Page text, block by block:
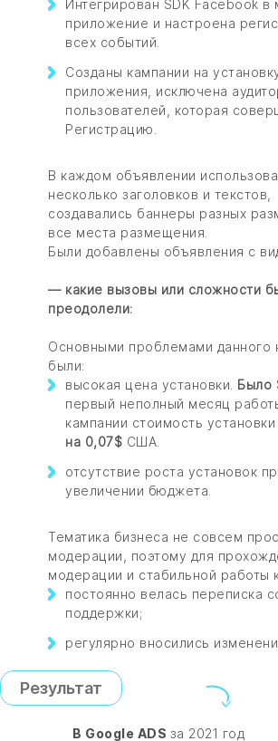
Интегрирован SDK Facebook в
приложение и настроена
всех событий.
Созданы кампании на
приложения, исключена
пользователей, которая
Регистрацию.
В каждом объявлении
несколько заголовков и текстов,
создавались баннеры разных
все места размещения.
Были добавлены объявления с
— какие вызовы или сложности
преодолели:
Основными проблемами данного
были:
высокая цена установки. Было
первый неполный месяц
кампании стоимость установки
на 0,07$ США.
отсутствие роста установок
увеличении бюджета.
Тематика бизнеса не совсем
модерации, поэтому для
модерации и стабильной работы
постоянно велась переписка
поддержки;
регулярно вносились
Результат
В Google ADS за 2021 год